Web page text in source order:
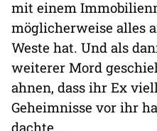
mit einem
möglicherweise alles
Weste hat. Und als
weiterer Mord
ahnen, dass ihr Ex
Geheimnisse vor ihr
dachte ...